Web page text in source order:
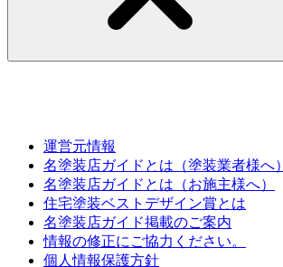
運営元情報
名塗装店ガイドとは（塗装業者様へ）
名塗装店ガイドとは（お施主様へ）
住宅塗装ベストデザイン賞とは
名塗装店ガイド掲載のご案内
情報の修正にご協力ください。
個人情報保護方針